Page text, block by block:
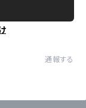
通報する